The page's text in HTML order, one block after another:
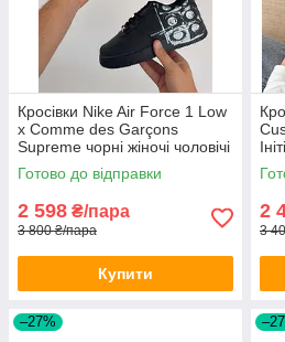
Кросівки Nike Air Force 1 Low
х Comme des Garçons
Supreme чорні жіночі чоловічі
Готово до відправки
2 598 ₴/пара
3 800 ₴/пара
Купити
2
3
–27%